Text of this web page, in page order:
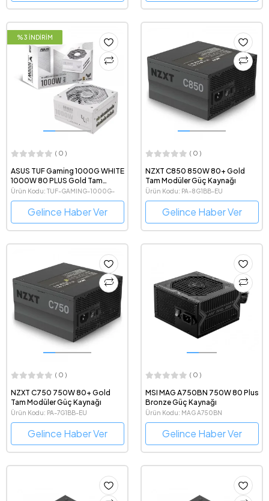
%3 İNDİRİM
( 0 )
ASUS TUF Gaming 1000G WHITE
1000W 80 PLUS Gold Tam
Modüler ATX 3.0 Uyumlu Beyaz
Power Supply
Ürün Kodu: TUF-GAMING-1000G-
WHITE
Gelince Haber Ver
( 0 )
NZXT C850 850W 80+ Gold
Tam Modüler Güç Kaynağı
Ürün Kodu: PA-8G1BB-EU
Gelince Haber Ver
( 0 )
NZXT C750 750W 80+ Gold
Tam Modüler Güç Kaynağı
Ürün Kodu: PA-7G1BB-EU
Gelince Haber Ver
( 0 )
MSI MAG A750BN 750W 80 Plus
Bronze Güç Kaynağı
Ürün Kodu: MAG A750BN
Gelince Haber Ver